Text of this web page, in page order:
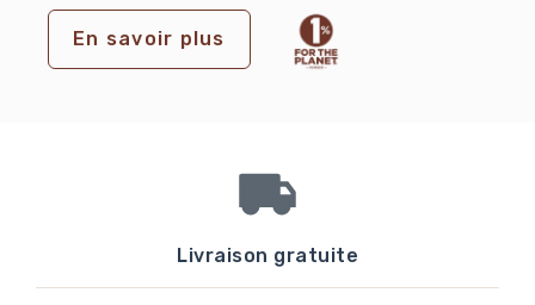
En savoir plus
Livraison gratuite